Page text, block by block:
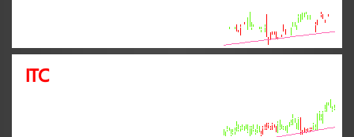
ITC